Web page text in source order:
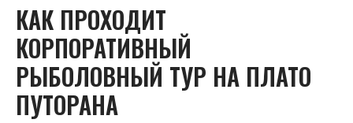
КАК ПРОХОДИТ
КОРПОРАТИВНЫЙ
РЫБОЛОВНЫЙ ТУР НА ПЛАТО
ПУТОРАНА